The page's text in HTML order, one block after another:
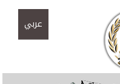
عربي